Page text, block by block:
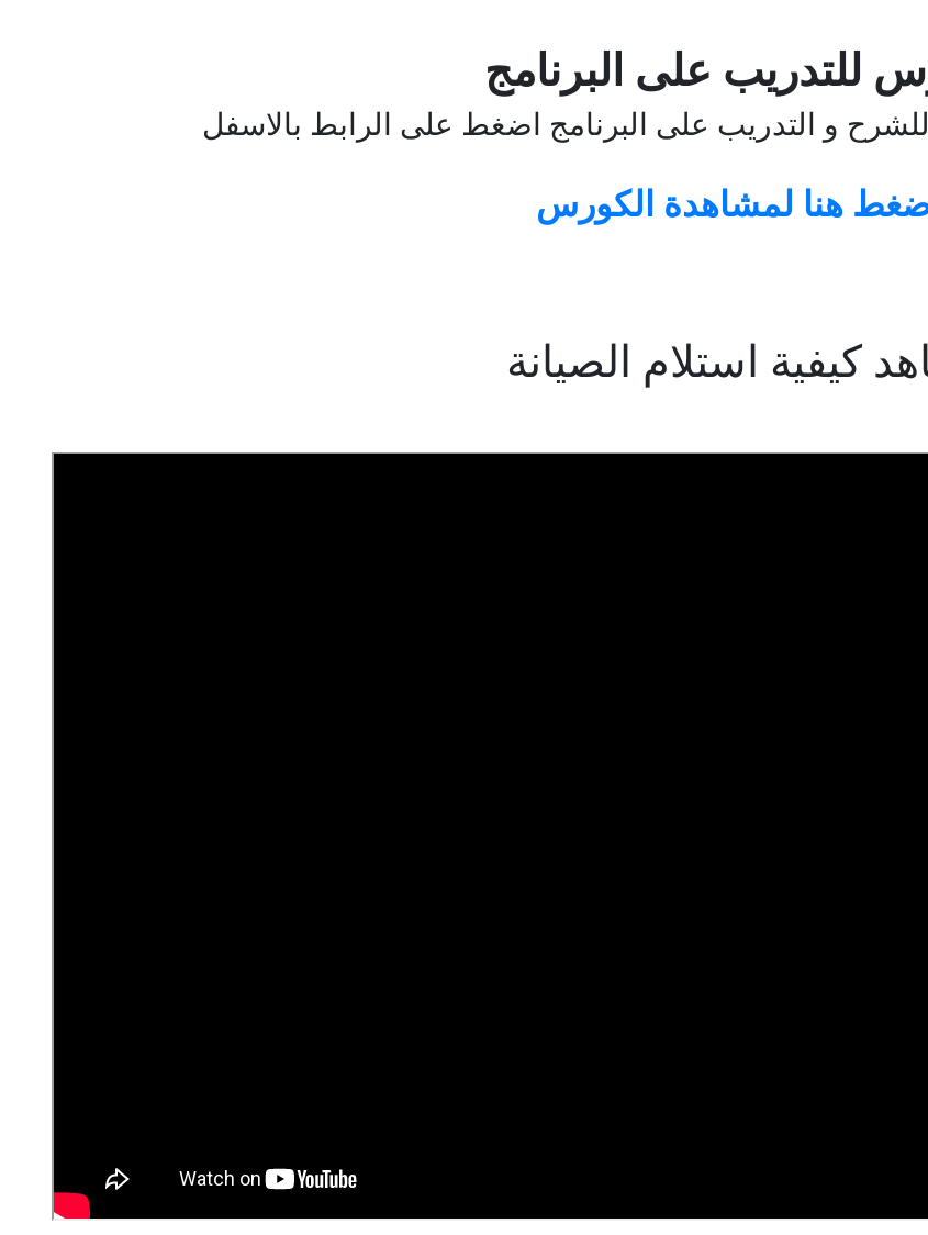
للتدريب على البرنامج
و التدريب على البرنامج اضغط على الرابط بالاسفل
هنا لمشاهدة الكورس
كيفية استلام الصيانة